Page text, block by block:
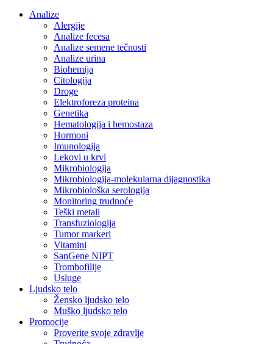
Analize
Alergije
Analize fecesa
Analize semene tečnosti
Analize urina
Biohemija
Citologija
Droge
Elektroforeza proteina
Genetika
Hematologija i hemostaza
Hormoni
Imunologija
Lekovi u krvi
Mikrobiologija
Mikrobiologija-molekularna dijagnostika
Mikrobiološka serologija
Monitoring trudnoće
Teški metali
Transfuziologija
Tumor markeri
Vitamini
SanGene NIPT
Trombofilije
Usluge
Ljudsko telo
Žensko ljudsko telo
Muško ljudsko telo
Promocije
Proverite svoje zdravlje